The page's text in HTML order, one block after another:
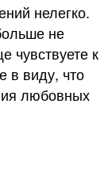
нелегко.
не
чувствуете к
в виду, что
любовных